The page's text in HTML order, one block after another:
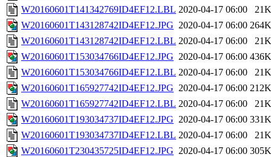
W20160601T141342769ID4EF12.LBL 2020-04-17 06:00
21K
W20160601T143128742ID4EF12.JPG 2020-04-17 06:00 264K
W20160601T143128742ID4EF12.LBL 2020-04-17 06:00
21K
W20160601T153034766ID4EF12.JPG 2020-04-17 06:00 436K
W20160601T153034766ID4EF12.LBL 2020-04-17 06:00
21K
W20160601T165927742ID4EF12.JPG 2020-04-17 06:00 212K
W20160601T165927742ID4EF12.LBL 2020-04-17 06:00
21K
W20160601T193034737ID4EF12.JPG 2020-04-17 06:00 331K
W20160601T193034737ID4EF12.LBL 2020-04-17 06:00
21K
W20160601T230435725ID4EF12.JPG 2020-04-17 06:00 305K